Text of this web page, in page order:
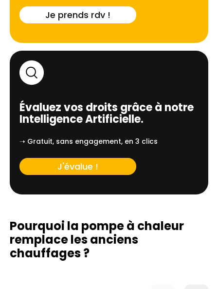
Je prends rdv !
Évaluez vos droits grâce à notre
Intelligence Artificielle.
➝ Gratuit, sans engagement, en 3 clics
J'évalue !
Pourquoi la pompe à chaleur
remplaceles anciens
chauffages ?